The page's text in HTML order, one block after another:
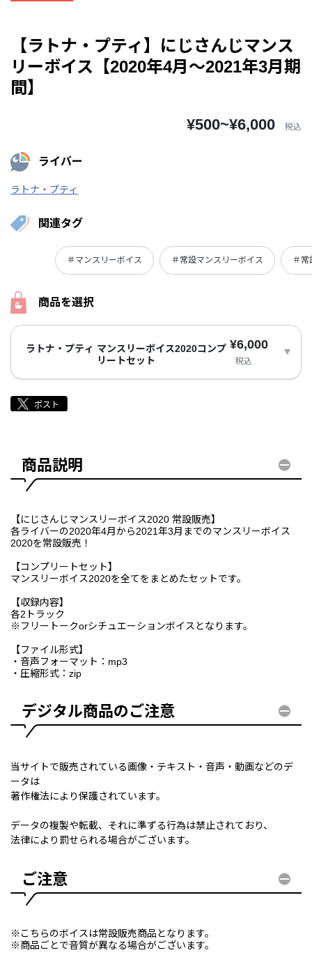
【ラトナ・プティ】にじさんじマンス
リーボイス【2020年4月～2021年3月期
間】
¥500~¥6,000 税込
ライバー
ラトナ・プティ
関連タグ
＃マンスリーボイス ＃常設マンスリーボイス ＃常
商品を選択
ラトナ・プティ マンスリーボイス2020コンプ
リートセット
¥6,000
税込
商品説明
【にじさんじマンスリーボイス2020 常設販売】
各ライバーの2020年4月から2021年3月までのマンスリーボイス
2020を常設販売！
【コンプリートセット】
マンスリーボイス2020を全てをまとめたセットです。
【収録内容】
各2トラック
※フリートークorシチュエーションボイスとなります。
【ファイル形式】
・音声フォーマット：mp3
・圧縮形式：zip
デジタル商品のご注意
当サイトで販売されている画像・テキスト・音声・動画などのデ
ータは
著作権法により保護されています。
データの複製や転載、それに準ずる行為は禁止されており、
法律により罰せられる場合がございます。
ご注意
※こちらのボイスは常設販売商品となります。
※商品ごとで音質が異なる場合がございます。